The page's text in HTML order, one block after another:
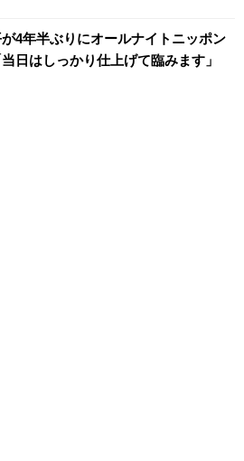
4年半ぶりにオールナイトニッポン
日はしっかり仕上げて臨みます」